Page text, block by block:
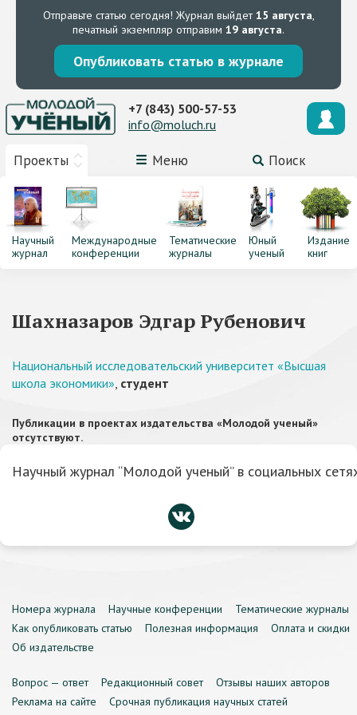
Отправьте статью сегодня! Журнал выйдет15 августа,
печатный экземпляр отправим 19 августа.
Опубликовать статью в журнале
Проекты Меню Поиск
+7 (843) 500-57-53
info@moluch.ru
Научный
журнал
Международные
конференции
Тематические
журналы
Юный
ученый
Издание
книг
Шахназаров Эдгар Рубенович
Национальный исследовательский университет «Высшая
школа экономики», студент
Публикации в проектах издательства «Молодой ученый»
отсутствуют.
Научный журнал “Молодой ученый” в социальных
Номера журнала Научные конференции
Тематические журналы
Как опубликовать статью
Полезная информация
Оплата и скидки
Об издательстве
Вопрос — ответ Редакционный совет
Отзывы наших авторов
Реклама на сайте
Срочная публикация научных статей